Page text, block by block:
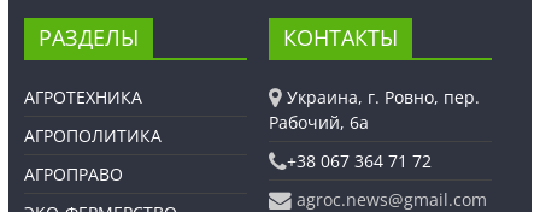
РАЗДЕЛЫ
АГРОТЕХНИКА
АГРОПОЛИТИКА
АГРОПРАВО
КОНТАКТЫ
Украина, г. Ровно, пер.
Рабочий, 6а
+38 067 364 71 72
agroc.news@gmail.com